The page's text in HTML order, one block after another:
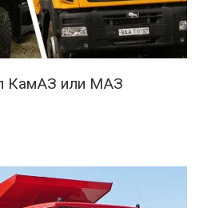
КамАЗ или МАЗ